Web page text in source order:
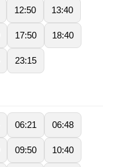
12:50 13:40
17:50 18:40
23:15
06:21 06:48
09:50 10:40